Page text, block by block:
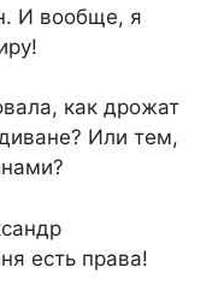
И вообще, я
как дрожат
Или тем,
есть права!